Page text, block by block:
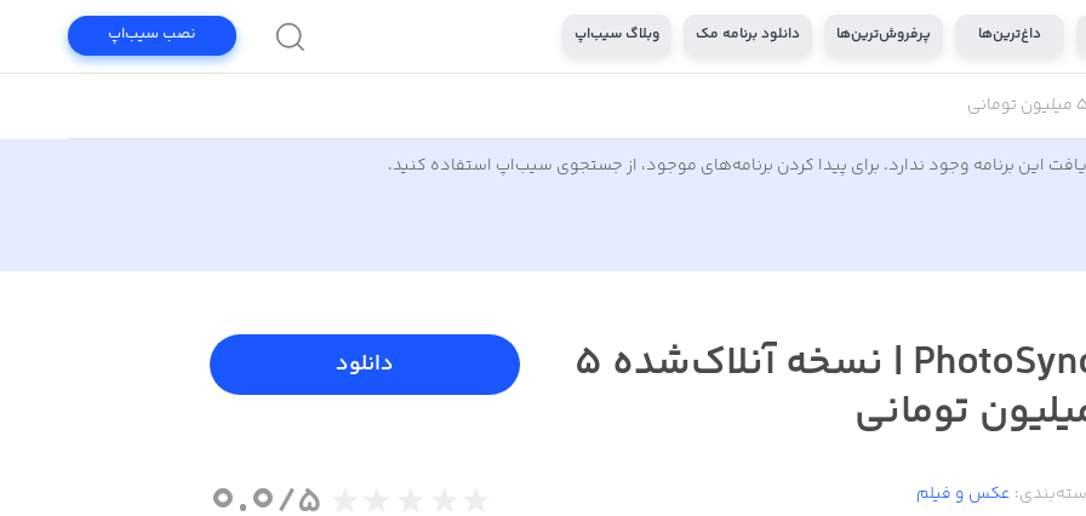
داغ‌ترین‌ها پرفروش‌ترین‌ها دانلود برنامه مک وبلاگ سیب‌اپ نصب سیب‌اپ
این برنامه وجود ندارد. برای پیدا کردن برنامه‌های موجود، از جستجوی سیب‌اپ استفاده کنید.
PhotoSync | نسخه آنلاک‌شده ۵
تومانی
عکس و فیلم
دانلود
0.0/5